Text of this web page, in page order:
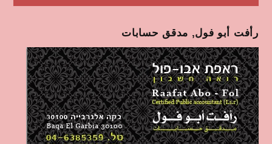
رأفت أبو فول, مدقق حسابات